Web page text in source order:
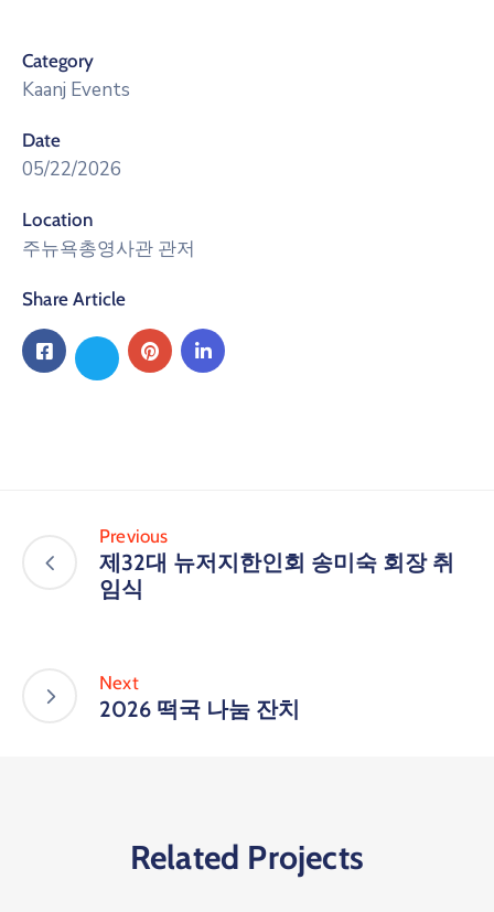
Category
Kaanj Events
Date
05/22/2026
Location
주뉴욕총영사관 관저
Share Article
Previous
제32대 뉴저지한인회 송미숙 회장 취
임식
Next
2026 떡국 나눔 잔치
Related Projects